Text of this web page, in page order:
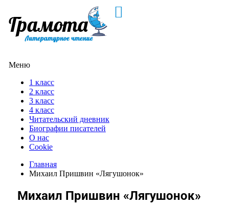
Меню
1 класс
2 класс
3 класс
4 класс
Читательский дневник
Биографии писателей
О нас
Cookie
Главная
Михаил Пришвин «Лягушонок»
Михаил Пришвин «Лягушонок»